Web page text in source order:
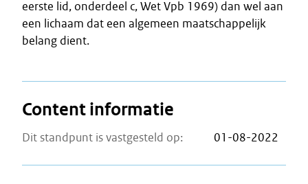
eerste lid, onderdeel c, Wet Vpb 1969) dan wel aan
een lichaam dat een algemeen maatschappelijk
belang dient.
Content informatie
Dit standpunt is vastgesteld op: 01-08-2022